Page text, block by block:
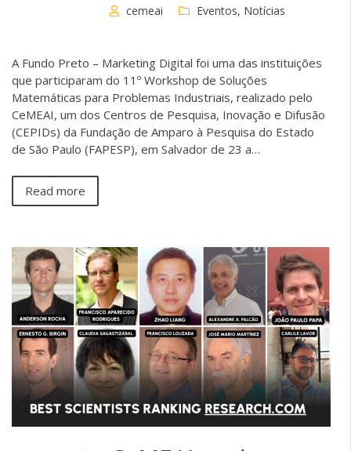
cemeai Eventos, Notícias
A Fundo Preto – Marketing Digital foi uma das instituições
que participaram do 11º Workshop de Soluções
Matemáticas para Problemas Industriais, realizado pelo
CeMEAI, um dos Centros de Pesquisa, Inovação e Difusão
(CEPIDs) da Fundação de Amparo à Pesquisa do Estado
de São Paulo (FAPESP), em Salvador de 23 a…
Read more